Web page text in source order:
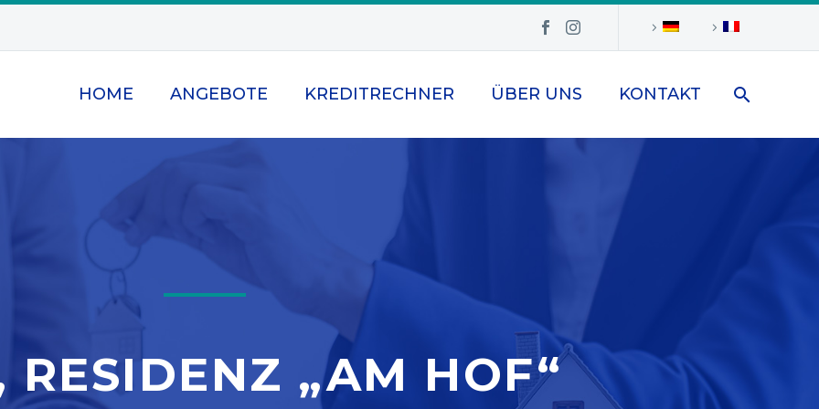
HOME ANGEBOTE KREDITRECHNER ÜBER UNS KONTAKT
RESIDENZ „AM HOF“